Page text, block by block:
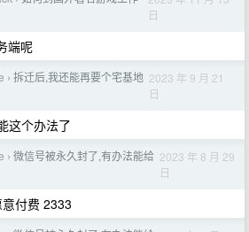
日
端呢
› 拆迁后,我还能再要个宅基地 2023 年 9 月 21
日
这个办法了
› 微信号被永久封了,有办法能给 2023 年 8 月 29
日
付费 2333